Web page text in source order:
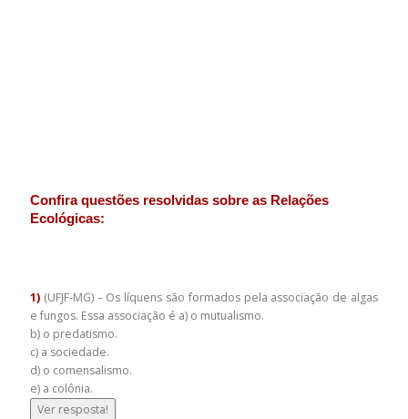
Confira questões resolvidas sobre as Relações
Ecológicas:
1) (UFJF-MG) – Os líquens são formados pela associação de algas
e fungos. Essa associação é a) o mutualismo.
b) o predatismo.
c) a sociedade.
d) o comensalismo.
e) a colônia.
Ver resposta!